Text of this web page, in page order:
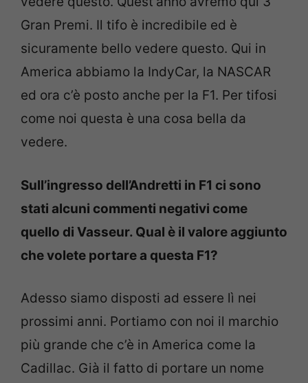
Gran Premi. Il tifo è incredibile ed è
sicuramente bello vedere questo. Qui in
America abbiamo la IndyCar, la NASCAR
ed ora c’è posto anche per la F1. Per tifosi
come noi questa è una cosa bella da
vedere.
Sull’ingresso dell’Andretti in F1 ci sono
stati alcuni commenti negativi come
quello di Vasseur. Qual è il valore aggiunto
che volete portare a questa F1?
Adesso siamo disposti ad essere lì nei
prossimi anni. Portiamo con noi il marchio
più grande che c’è in America come la
Cadillac. Già il fatto di portare un nome